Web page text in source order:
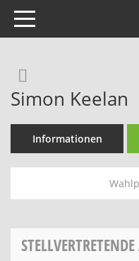
Toggle navigation
Simon Keelan
Informationen